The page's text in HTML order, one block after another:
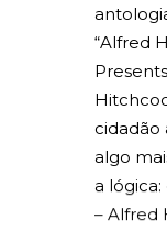
“Alfred
cidadão
algo
a lógica:
– Alfred